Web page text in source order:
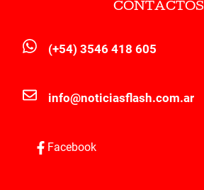
CONTACTOS
(+54) 3546 418 605
info@noticiasflash.com.ar
Facebook